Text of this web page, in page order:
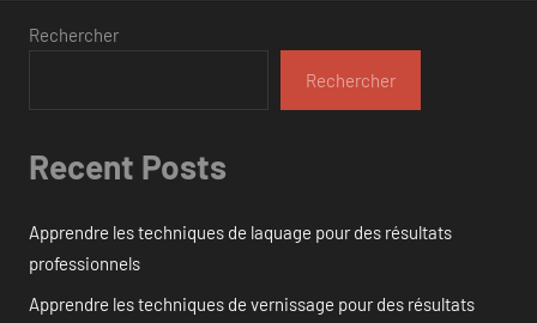
Rechercher
Rechercher
Recent Posts
Apprendre les techniques de laquage pour des résultats
professionnels
Apprendre les techniques de vernissage pour des résultats